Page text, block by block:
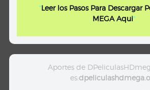
"Leer los Pasos Para Descargar
MEGA Aqui"
Aportes de
es: